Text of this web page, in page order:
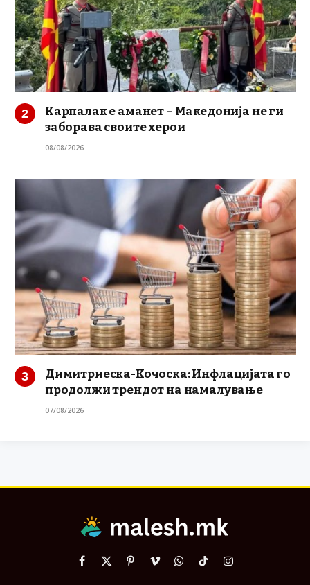
Карпалак е аманет – Македонија не ги
заборава своите херои
08/08/2026
Димитриеска-Кочоска: Инфлацијата го
продолжи трендот на намалување
07/08/2026
Facebook
X
PinterestVimeoWhatsApp
TikTokInstagram